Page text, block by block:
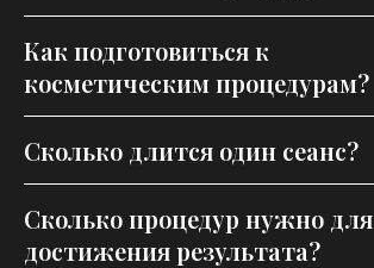
Как подготовиться к
косметическим процедурам?
Сколько длится один сеанс?
Сколько процедур нужно для
достижения результата?